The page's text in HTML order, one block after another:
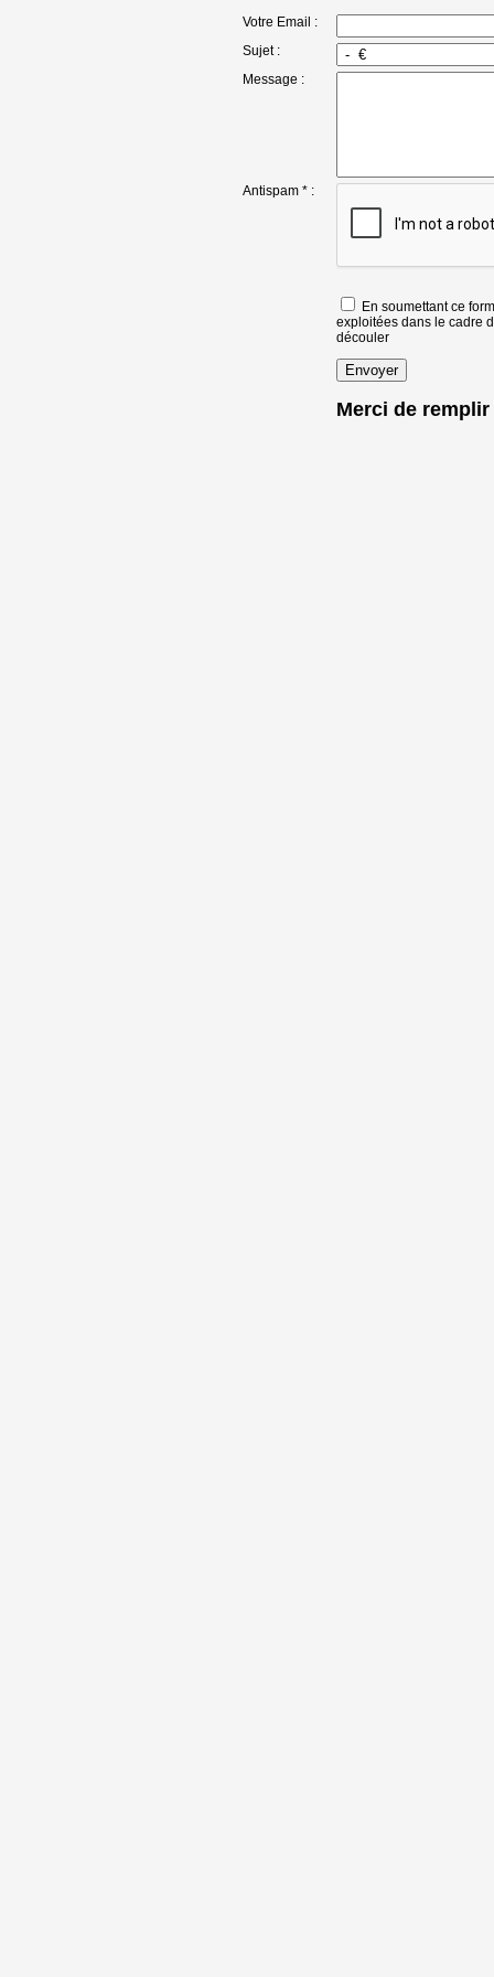
Votre Email :
Sujet :
Message :
Antispam * :
En soumettant ce
exploitées dans le cadre
découler
Merci de